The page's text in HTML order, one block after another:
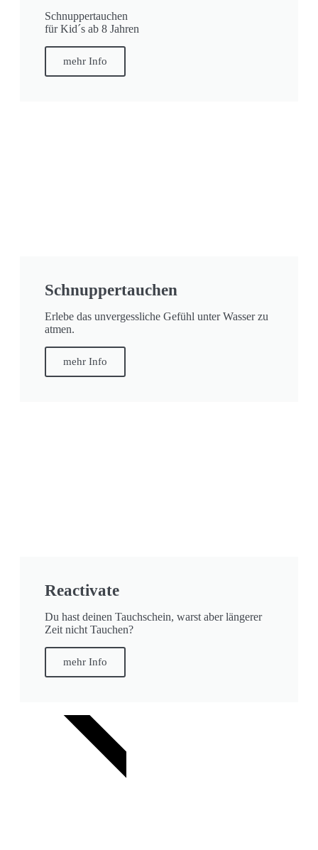
Schnuppertauchen
für Kid´s ab 8 Jahren
mehr Info
Schnuppertauchen
Erlebe das unvergessliche Gefühl unter Wasser zu
atmen.
mehr Info
Reactivate
Du hast deinen Tauchschein, warst aber längerer
Zeit nicht Tauchen?
mehr Info
KIDS AB 8 JAHRE